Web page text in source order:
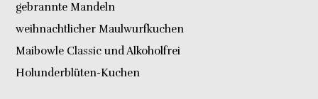
gebrannte Mandeln
weihnachtlicher Maulwurfkuchen
Maibowle Classic und Alkoholfrei
Holunderblüten-Kuchen